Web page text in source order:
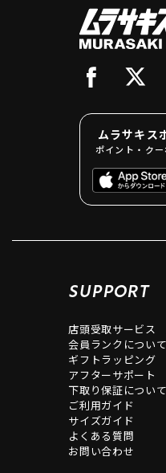
ムラサキス
ポイント・ク
SUPPORT
店頭受取サービス
会員ランクについて
ギフトラッピング
アフターサポート
下取り保証について
ご利用ガイド
サイズガイド
よくある質問
お問い合わせ